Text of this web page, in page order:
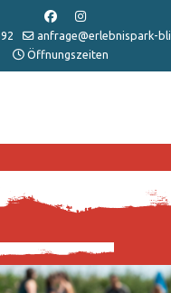
anfrage@erlebnispark-
Öffnungszeiten